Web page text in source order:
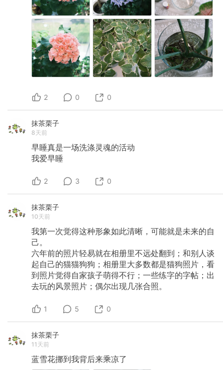
2 0 0
抹茶栗子
8天前
早睡真是一场洗涤灵魂的活动
我爱早睡
2 3 0
抹茶栗子
10天前
我第一次觉得这种形象如此清晰，可能就是未来的自
己。
六年前的照片轻易就在相册里不远处翻到；和别人谈
起自己的猫猫狗狗；相册里大多数都是猫狗照片，看
到照片觉得自家孩子萌得不行；一些练字的字帖；出
去玩的风景照片；偶尔出现几张合照。
1 5 0
抹茶栗子
11天前
蓝雪花挪到我背后来乘凉了